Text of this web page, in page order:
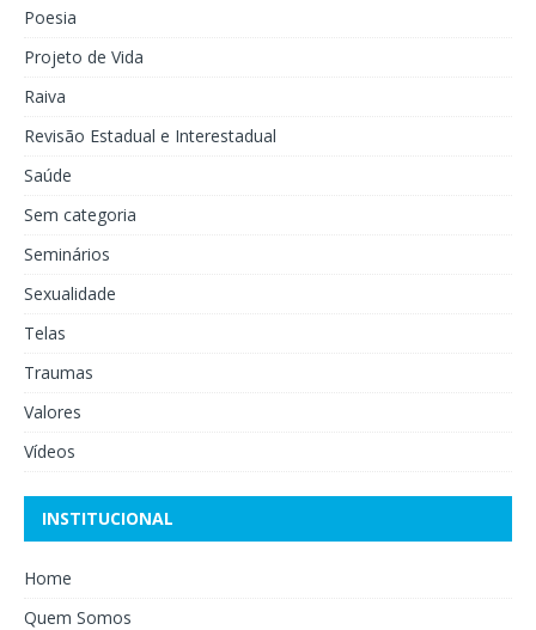
Poesia
Projeto de Vida
Raiva
Revisão Estadual e Interestadual
Saúde
Sem categoria
Seminários
Sexualidade
Telas
Traumas
Valores
Vídeos
INSTITUCIONAL
Home
Quem Somos